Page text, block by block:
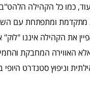
כמו כל הקהילה
מתקדמת ומתפתחת עם
את הקהילה איננו "לוק"
האווירה המחבקת
וניפוץ סטנדרט היופי